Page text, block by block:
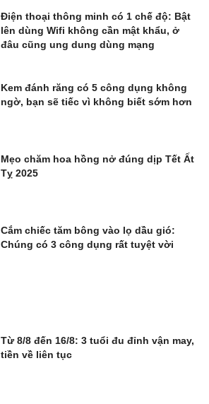
Điện thoại thông minh có 1 chế độ: Bật
lên dùng Wifi không cần mật khẩu, ở
đâu cũng ung dung dùng mạng
Kem đánh răng có 5 công dụng không
ngờ, bạn sẽ tiếc vì không biết sớm hơn
Mẹo chăm hoa hồng nở đúng dịp Tết Ất
Tỵ 2025
Cắm chiếc tăm bông vào lọ dầu gió:
Chúng có 3 công dụng rất tuyệt vời
Từ 8/8 đến 16/8: 3 tuổi đu đỉnh vận may,
tiền về liên tục